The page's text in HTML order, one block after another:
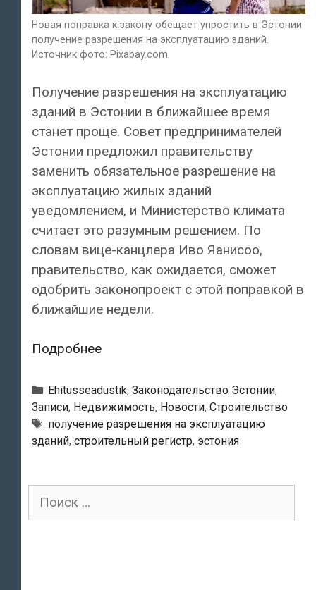
Новая поправка к закону обещает упростить в Эстонии
получение разрешения на эксплуатацию зданий.
Источник фото: Pixabay.com.
Получение разрешения на эксплуатацию
зданий в Эстонии в ближайшее время
станет проще. Совет предпринимателей
Эстонии предложил правительству
заменить обязательное разрешение на
эксплуатацию жилых зданий
уведомлением, и Министерство климата
считает это разумным решением. По
словам вице-канцлера Иво Яанисоо,
правительство, как ожидается, сможет
одобрить законопроект с этой поправкой в
​​ближайшие недели.
ПодробнееНовая
к
закону
обещает
упростить
Эстонии
разрешения
Рубрики
Ehitusseadustik, Законодательство Эстонии,
Записи, Недвижимость, Новости, Строительство
Тэги
получение разрешения на эксплуатацию
зданий, строительный регистр, эстония